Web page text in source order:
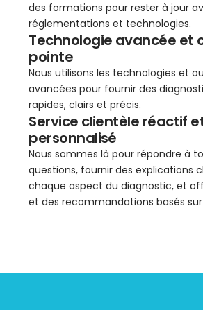
des formations pour rester à jour
réglementations et technologies.
Technologie avancée et
pointe
Nous utilisons les technologies et
avancées pour fournir des
rapides, clairs et précis.
Service clientèle réactif
personnalisé
Nous sommes là pour répondre à
questions, fournir des explications
chaque aspect du diagnostic, et
et des recommandations basés